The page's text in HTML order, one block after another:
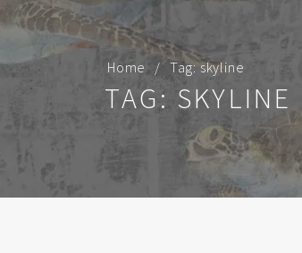
Home Tag: skyline
TAG: SKYLINE